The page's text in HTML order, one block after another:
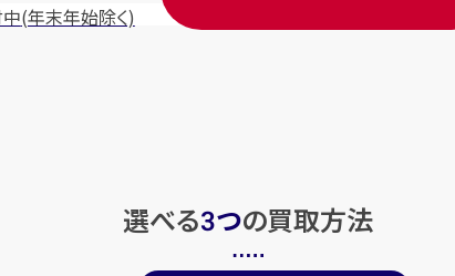
(年末年始除く)
選べる3つの買取方法